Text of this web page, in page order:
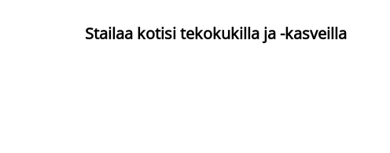
Stailaa kotisi tekokukilla ja -kasveilla